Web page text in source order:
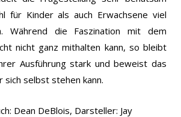
für Kinder als auch Erwachsene viel
Während die Faszination mit dem
nicht ganz mithalten kann, so bleibt
Ausführung stark und beweist das
sich selbst stehen kann.
Dean DeBlois, Darsteller: Jay